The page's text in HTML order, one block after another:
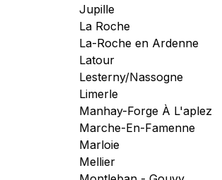
Jupille
La Roche
La-Roche en Ardenne
Latour
Lesterny/Nassogne
Limerle
Manhay-Forge À L'aplez
Marche-En-Famenne
Marloie
Mellier